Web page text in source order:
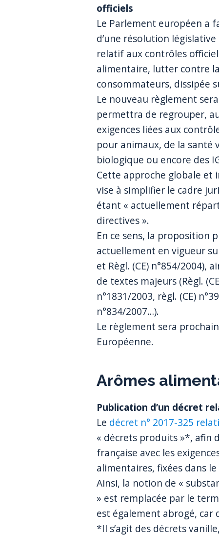
officiels
Le Parlement européen a
d’une résolution
relatif aux contrôles
alimentaire, lutter contre
consommateurs, dissipée
Le nouveau règlement
permettra de regrouper,
exigences liées aux
pour animaux, de la santé
biologique ou encore des
Cette approche globale et
vise à simplifier le cadre
étant « actuellement
directives ».
En ce sens, la proposition
actuellement en vigueur
et Règl. (CE) n°854/2004),
de textes majeurs (Règl.
n°1831/2003, règl. (CE)
n°834/2007…).
Le règlement sera
Européenne.
Arômes
Publication d’un décret
Le décret n° 2017-325
« décrets produits »*, afin
française avec les
alimentaires, fixées dans le
Ainsi, la notion de «
» est remplacée par le
est également abrogé, car
*Il s’agit des décrets